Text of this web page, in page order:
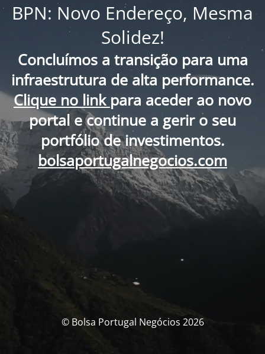
BPN: Novo Endereço, Mesma
Solidez!
Concluímos a transição para uma
infraestrutura de alta performance.
Clique no link para aceder ao novo
portal e continue a gerir o seu
portfólio de investimentos.
bolsaportugalnegocios.com
© Bolsa Portugal Negócios 2026